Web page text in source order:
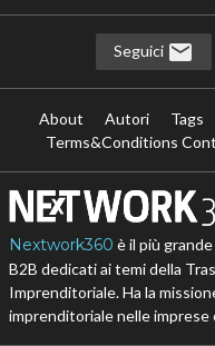
Seguici
About Autori Tags
Terms&Conditions
Nextwork360 è il più
B2B dedicati ai temi della
Imprenditoriale. Ha la
imprenditoriale nelle imprese